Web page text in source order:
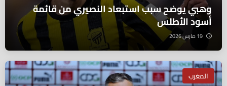
وهبي يوضح سبب استبعاد النصيري من قائمة
أسود الأطلس
المغرب